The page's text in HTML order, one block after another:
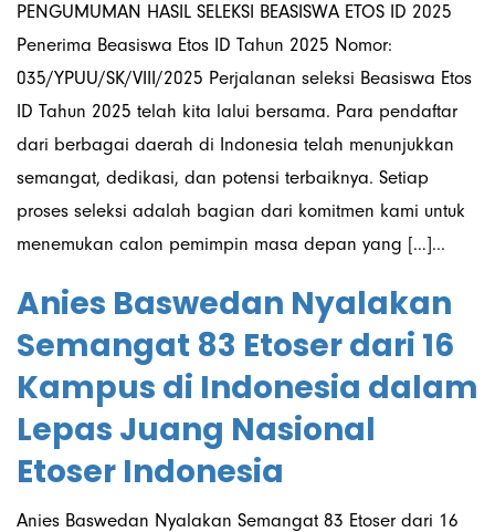
PENGUMUMAN HASIL SELEKSI BEASISWA ETOS ID 2025
Penerima Beasiswa Etos ID Tahun 2025 Nomor:
035/YPUU/SK/VIII/2025 Perjalanan seleksi Beasiswa Etos
ID Tahun 2025 telah kita lalui bersama. Para pendaftar
dari berbagai daerah di Indonesia telah menunjukkan
semangat, dedikasi, dan potensi terbaiknya. Setiap
proses seleksi adalah bagian dari komitmen kami untuk
menemukan calon pemimpin masa depan yang […]...
Anies Baswedan Nyalakan
Semangat 83 Etoser dari 16
Kampus di Indonesia dalam
Lepas Juang Nasional
Etoser Indonesia
Anies Baswedan Nyalakan Semangat 83 Etoser dari 16